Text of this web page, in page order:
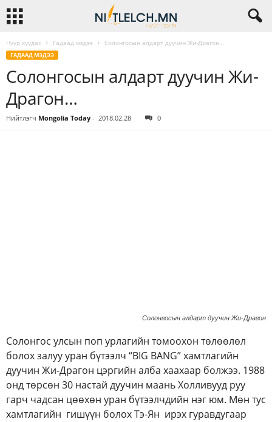
Нүүр хуудас Гадаад мэдээ Солонгосын алдарт дуучин Жи-Драгон…
ГАДААД МЭДЭЭ
Солонгосын алдарт дуучин Жи-
Драгон…
Нийтлэгч Mongolia Today - 2018.02.28 0
Солонгосын алдарт дуучин Жи-Драгон
Солонгос улсын поп урлагийн томоохон төлөөлөл
болох залуу уран бүтээлч “BIG BANG” хамтлагийн
дуучин Жи-Драгон цэргийн алба хаахаар болжээ. 1988
онд төрсөн 30 настай дуучин маань Холливууд руу
гарч чадсан цөөхөн уран бүтээлчдийн нэг юм. Мөн тус
хамтлагийн гишүүн болох Тэ-Ян ирэх гуравдугаар